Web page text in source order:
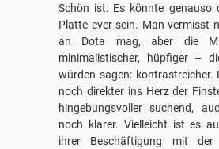
Schön ist: Es könnte genauso
Platte ever sein. Man vermisst
an Dota mag, aber die
minimalistischer, hüpfiger –
würden sagen: kontrastreicher.
noch direkter ins Herz der
hingebungsvoller suchend,
noch klarer. Vielleicht ist es
ihrer Beschäftigung mit der